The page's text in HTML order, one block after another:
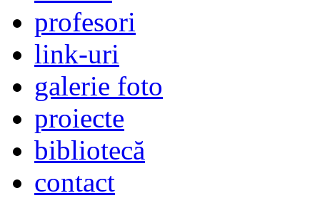
profesori
link-uri
galerie foto
proiecte
bibliotecă
contact